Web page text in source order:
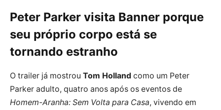
Peter Parker visita Banner porque
seu próprio corpo está se
tornando estranho
O trailer já mostrou Tom Holland como um Peter
Parker adulto, quatro anos após os eventos de
Homem-Aranha: Sem Volta para Casa, vivendo em